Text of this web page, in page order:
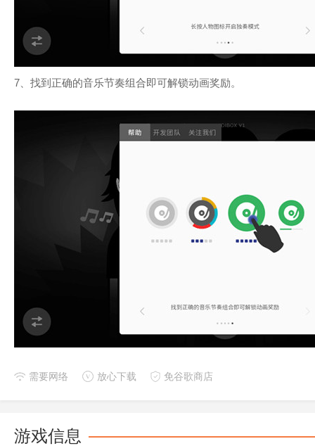
7、找到正确的音乐节奏组合即可解锁动画奖励。
需要网络 放心下载 免谷歌商店
游戏信息